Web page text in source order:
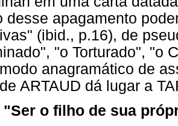
desse apagamento
(ibid., p.16), de
"o Torturado", "o
anagramático de
ARTAUD dá lugar a
"Ser o filho de sua